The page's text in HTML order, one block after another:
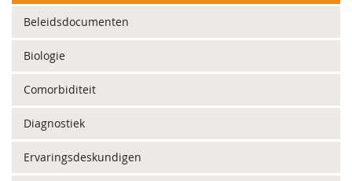
Beleidsdocumenten
Biologie
Comorbiditeit
Diagnostiek
Ervaringsdeskundigen